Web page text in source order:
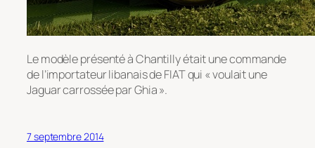
Le modèle présenté à Chantilly était une commande
de l’importateur libanais de FIAT qui « voulait une
Jaguar carrossée par Ghia ».
7 septembre 2014